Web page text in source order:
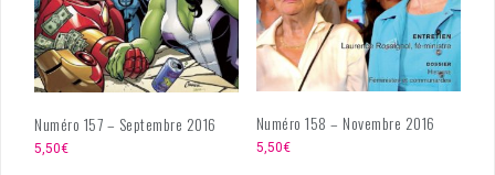
Numéro 157 – Septembre 2016
5,50€
Numéro 158 – Novembre 2016
5,50€